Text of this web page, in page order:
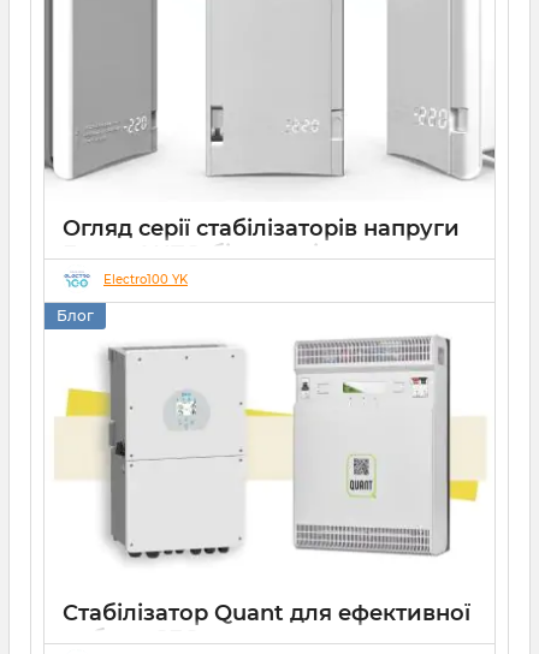
Огляд серії стабілізаторів напруги
Елекс АНТС: більше ніж просто
захист
22 07 2026
Electro100 YK
Блог
Стабілізатор Quant для ефективної
роботи СЕС